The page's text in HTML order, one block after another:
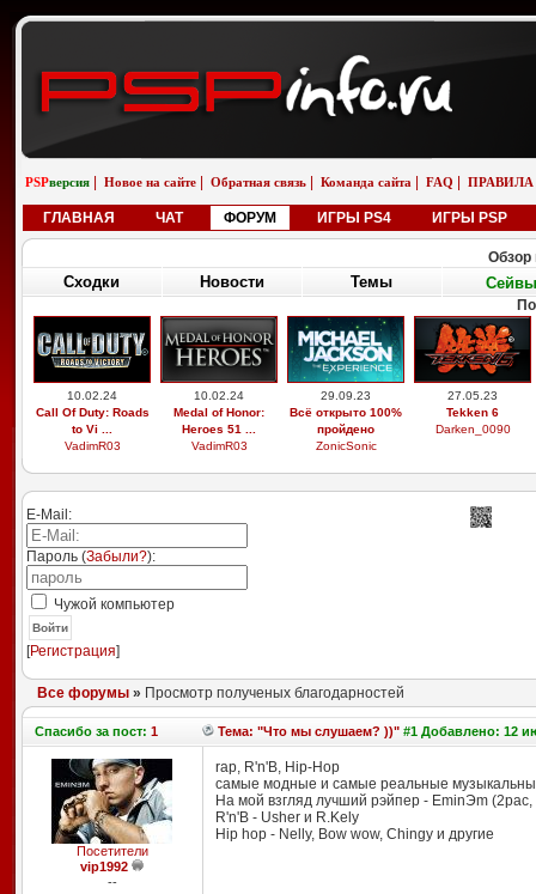
PSPверсия Новое на сайте Обратная связь Команда сайта FAQ ПРАВИЛА
ГЛАВНАЯ ЧАТ ФОРУМ ИГРЫ PS4 ИГРЫ PSP
Обзор
Сходки Новости Темы Сейвы
10.02.24
Call Of Duty: Roads
to Vi ...
VadimR03
10.02.24
Medal of Honor:
Heroes 51 ...
VadimR03
29.09.23
Всё открыто 100%
пройдено
ZonicSonic
27.05.23
Tekken 6
Darken_0090
E-Mail:
Пароль (Забыли?):
Чужой компьютер
Войти
[Регистрация]
Все форумы» Просмотр полученых благодарностей
Спасибоза пост: 1 Тема: "Что мы слушаем? ))"#1 Добавлено: 12
Посетители
vip1992
--
rap, R'n'B, Hip-Hop
самые модные и самые реальные
На мой взгляд лучший рэйпер - EminЭm (2pac,
R'n'B - Usher и R.Kely
Hip hop - Nelly, Bow wow, Chingy и другие